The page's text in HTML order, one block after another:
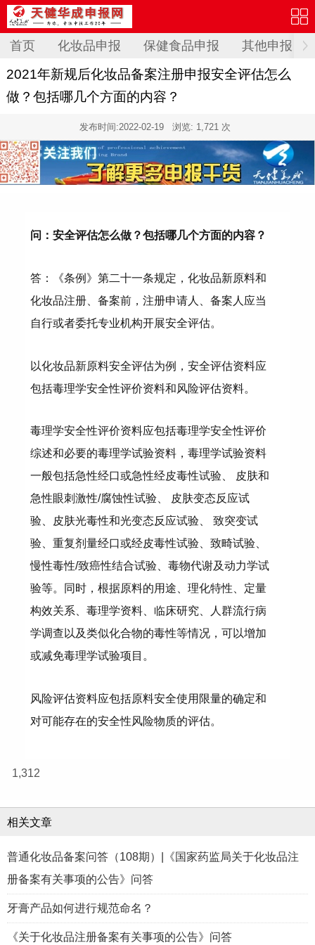
首页 化妆品申报 保健食品申报 其他申报
2021年新规后化妆品备案注册申报安全评估怎么
做？包括哪几个方面的内容？
发布时间:2022-02-19 浏览: 1,721 次
问：安全评估怎么做？包括哪几个方面的内容？
答：《条例》第二十一条规定，化妆品新原料和
化妆品注册、备案前，注册申请人、备案人应当
自行或者委托专业机构开展安全评估。
以化妆品新原料安全评估为例，安全评估资料应
包括毒理学安全性评价资料和风险评估资料。
毒理学安全性评价资料应包括毒理学安全性评价
综述和必要的毒理学试验资料，毒理学试验资料
一般包括急性经口或急性经皮毒性试验、 皮肤和
急性眼刺激性/腐蚀性试验、 皮肤变态反应试
验、皮肤光毒性和光变态反应试验、 致突变试
验、重复剂量经口或经皮毒性试验、致畸试验、
慢性毒性/致癌性结合试验、毒物代谢及动力学试
验等。同时，根据原料的用途、理化特性、定量
构效关系、毒理学资料、临床研究、人群流行病
学调查以及类似化合物的毒性等情况，可以增加
或减免毒理学试验项目。
风险评估资料应包括原料安全使用限量的确定和
对可能存在的安全性风险物质的评估。
1,312
相关文章
普通化妆品备案问答（108期）|《国家药监局关于化妆品注
册备案有关事项的公告》问答
牙膏产品如何进行规范命名？
《关于化妆品注册备案有关事项的公告》问答